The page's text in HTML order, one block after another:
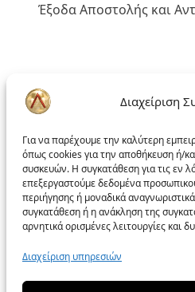
Διαχείριση
Για να παρέχουμε την καλύτερη
όπως cookies για την αποθήκευση ή/
συσκευών. Η συγκατάθεση για τις εν
επεξεργαστούμε δεδομένα
περιήγησης ή μοναδικά
συγκατάθεση ή η ανάκληση της
αρνητικά ορισμένες λειτουργίες και
Διαχείριση υπηρεσιών
Έξοδα Αποστολής και
Πολιτική liakoshop
Δικαίωμα Υπαναχώρησης
Επίλυση Προβλημάτων
Προσωπικά Δεδομένα –
Πολιτική Cookies
Πολιτική απορρήτου